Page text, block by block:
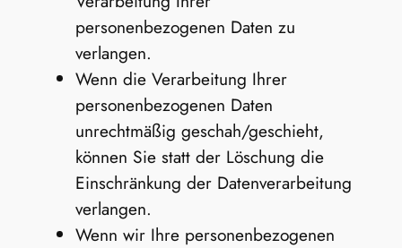
personenbezogenen Daten zu
verlangen.
Wenn die Verarbeitung Ihrer
personenbezogenen Daten
unrechtmäßig geschah/geschieht,
können Sie statt der Löschung die
Einschränkung der Datenverarbeitung
verlangen.
Wenn wir Ihre personenbezogenen